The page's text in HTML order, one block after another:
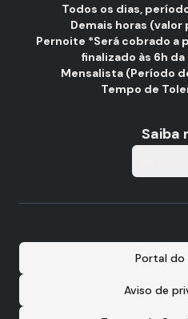
Todos os dias,
Demais horas (valor
Pernoite *Será cobrado a
finalizado às 6h da
Mensalista (Período
Tempo de
Saiba
Portal do
Aviso de